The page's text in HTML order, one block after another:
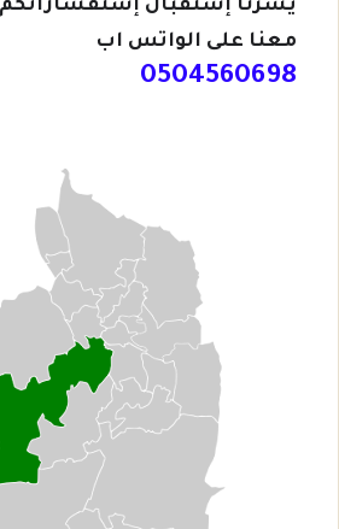
يسرنا إستقبال
معنا على الواتس اب
0504560698